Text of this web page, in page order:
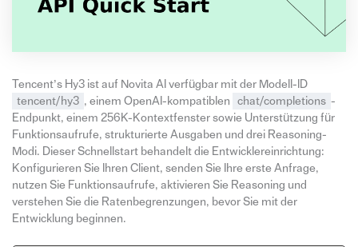
Tencent’s Hy3 ist auf Novita AI verfügbar mit der Modell-ID
tencent/hy3 , einem OpenAI-kompatiblen chat/completions -
Endpunkt, einem 256K-Kontextfenster sowie Unterstützung für
Funktionsaufrufe, strukturierte Ausgaben und drei Reasoning-
Modi. Dieser Schnellstart behandelt die Entwicklereinrichtung:
Konfigurieren Sie Ihren Client, senden Sie Ihre erste Anfrage,
nutzen Sie Funktionsaufrufe, aktivieren Sie Reasoning und
verstehen Sie die Ratenbegrenzungen, bevor Sie mit der
Entwicklung beginnen.